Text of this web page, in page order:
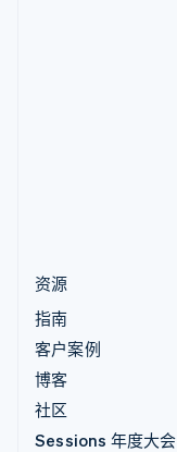
资源
指南
客户案例
博客
社区
Sessions 年度大会